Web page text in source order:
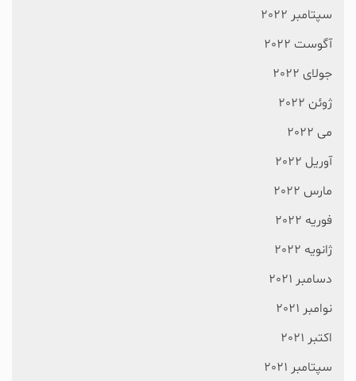
سپتامبر 2022
آگوست 2022
جولای 2022
ژوئن 2022
می 2022
آوریل 2022
مارس 2022
فوریه 2022
ژانویه 2022
دسامبر 2021
نوامبر 2021
اکتبر 2021
سپتامبر 2021